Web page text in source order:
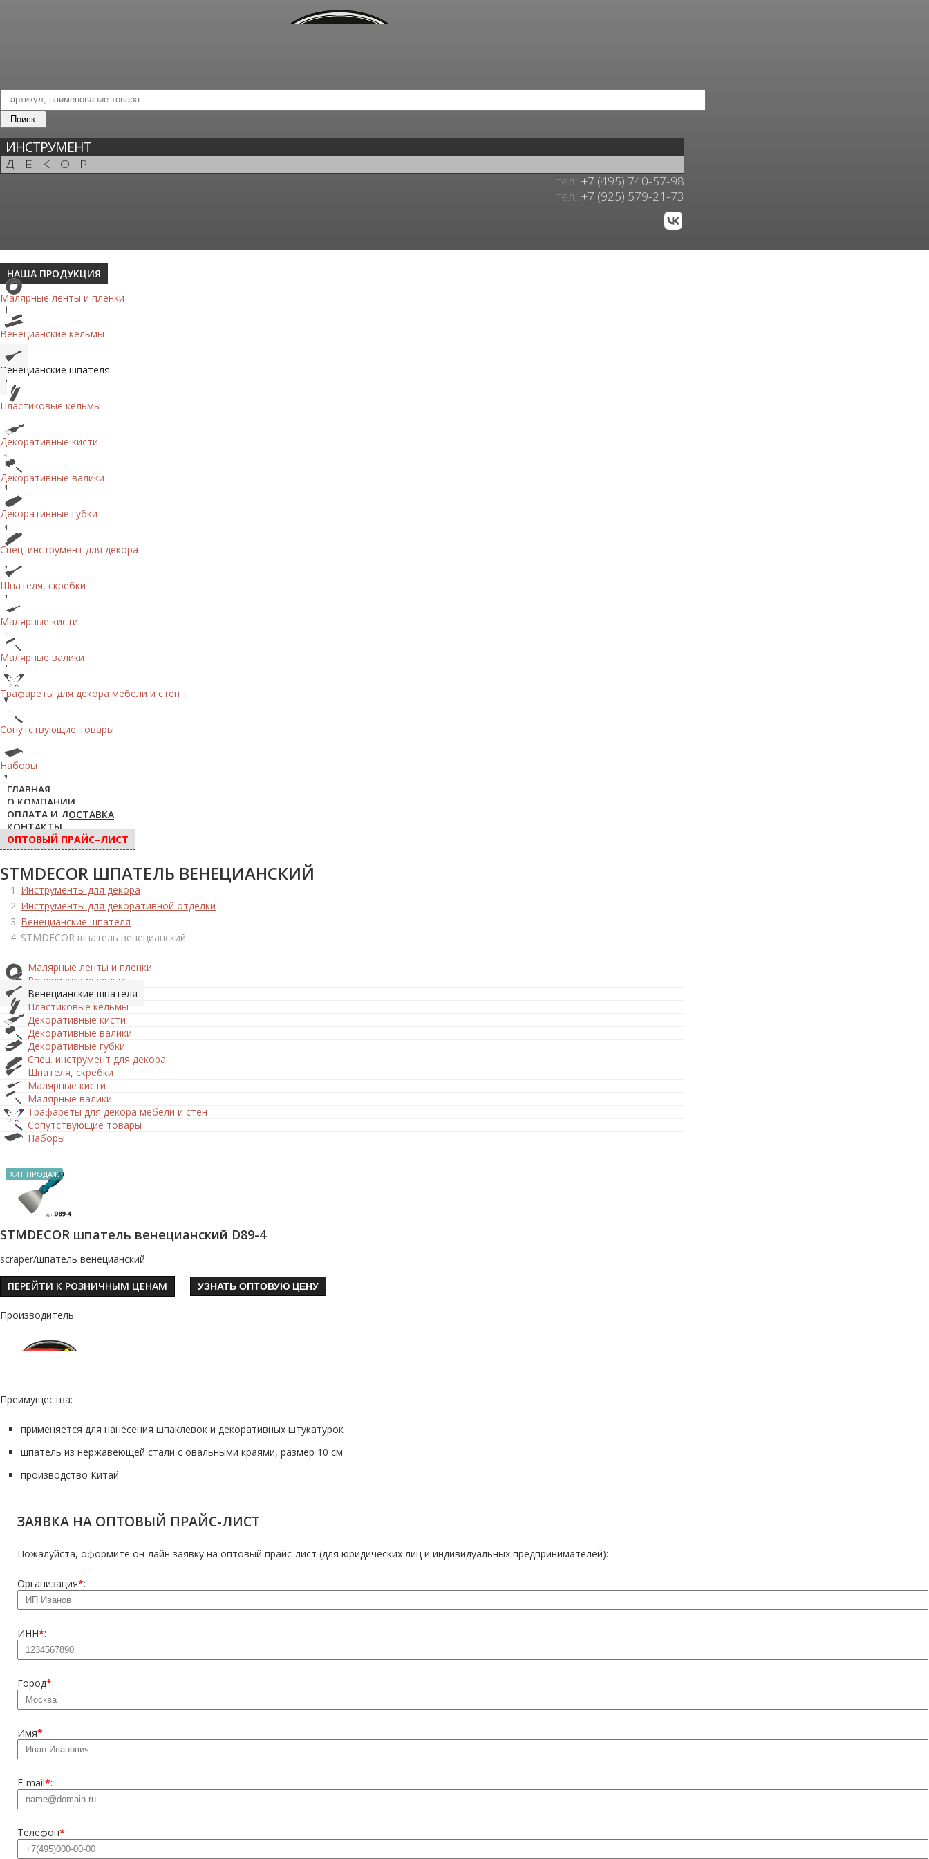
ИНСТРУМЕНТ
ДЕКОР
тел.: +7 (495) 740-57-98
тел.: +7 (925) 579-21-73
НАША ПРОДУКЦИЯ
Малярные ленты и пленки
Венецианские кельмы
Венецианские шпателя
Пластиковые кельмы
Декоративные кисти
Декоративные валики
Декоративные губки
Спец. инструмент для декора
Шпателя, скребки
Малярные кисти
Малярные валики
Трафареты для декора мебели и стен
Сопутствующие товары
Наборы
ГЛАВНАЯ
О КОМПАНИИ
ОПЛАТА И ДОСТАВКА
КОНТАКТЫ
ОПТОВЫЙ ПРАЙС–ЛИСТ
STMDECOR ШПАТЕЛЬ ВЕНЕЦИАНСКИЙ
Инструменты для декора
Инструменты для декоративной отделки
Венецианские шпателя
STMDECOR шпатель венецианский
Малярные ленты и пленки
Венецианские кельмы
Венецианские шпателя
Пластиковые кельмы
Декоративные кисти
Декоративные валики
Декоративные губки
Спец. инструмент для декора
Шпателя, скребки
Малярные кисти
Малярные валики
Трафареты для декора мебели и стен
Сопутствующие товары
Наборы
ХИТ ПРОДАЖ
STMDECOR шпатель венецианский D89-4
scraper/шпатель венецианский
ПЕРЕЙТИ К РОЗНИЧНЫМ ЦЕНАМ УЗНАТЬ ОПТОВУЮ ЦЕНУ
Производитель:
Преимущества:
применяется для нанесения шпаклевок и декоративных штукатурок
шпатель из нержавеющей стали с овальными краями, размер 10 см
производство Китай
ЗАЯВКА НА ОПТОВЫЙ ПРАЙС-ЛИСТ
Пожалуйста, оформите он-лайн заявку на оптовый прайс-лист (для юридических лиц и индивидуальных предпринимателей):
Организация*:
ИНН*:
Город*:
Имя*:
E-mail*:
Телефон*: